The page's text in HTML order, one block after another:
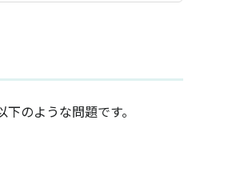
のような問題です。